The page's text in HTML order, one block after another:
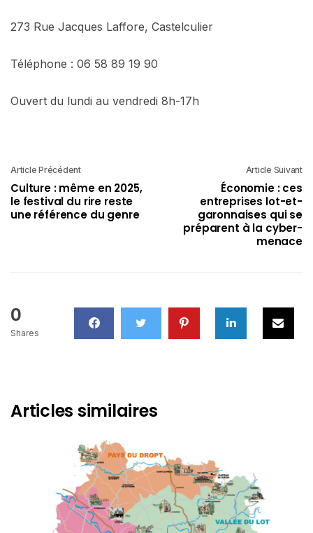
273 Rue Jacques Laffore, Castelculier
Téléphone : 06 58 89 19 90
Ouvert du lundi au vendredi 8h-17h
Article Précédent
Culture : même en 2025,
le festival du rire reste
une référence du genre
Article Suivant
Économie : ces
entreprises lot-et-
garonnaises qui se
préparent à la cyber-
menace
0
Shares
Articles similaires